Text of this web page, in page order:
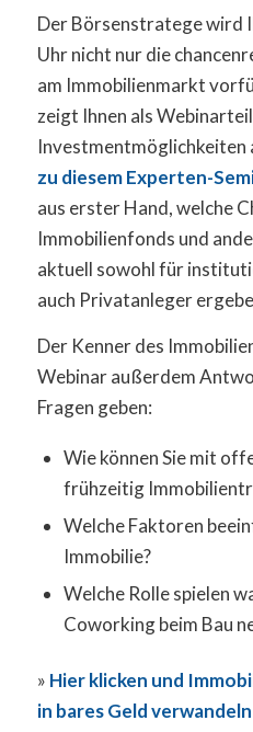
Der Börsenstratege wird
Uhr nicht nur die
am Immobilienmarkt
zeigt Ihnen als
Investmentmöglichkeiten
zu diesem Experten-
aus erster Hand, welche
Immobilienfonds und
aktuell sowohl für
auch Privatanleger
Der Kenner des
Webinar außerdem
Fragen geben:
Wie können Sie mit
frühzeitig
Welche Faktoren
Immobilie?
Welche Rolle spielen
Coworking beim Bau
» Hier klicken und
in bares Geld